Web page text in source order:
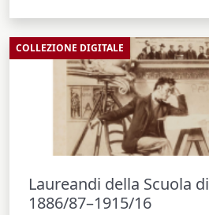
COLLEZIONE DIGITALE
Laureandi della Scuola
1886/87–1915/16